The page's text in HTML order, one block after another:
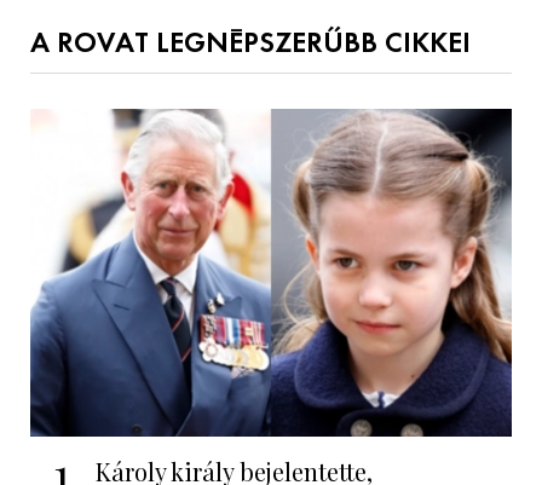
A ROVAT LEGNÉPSZERŰBB CIKKEI
1 Károly király bejelentette,